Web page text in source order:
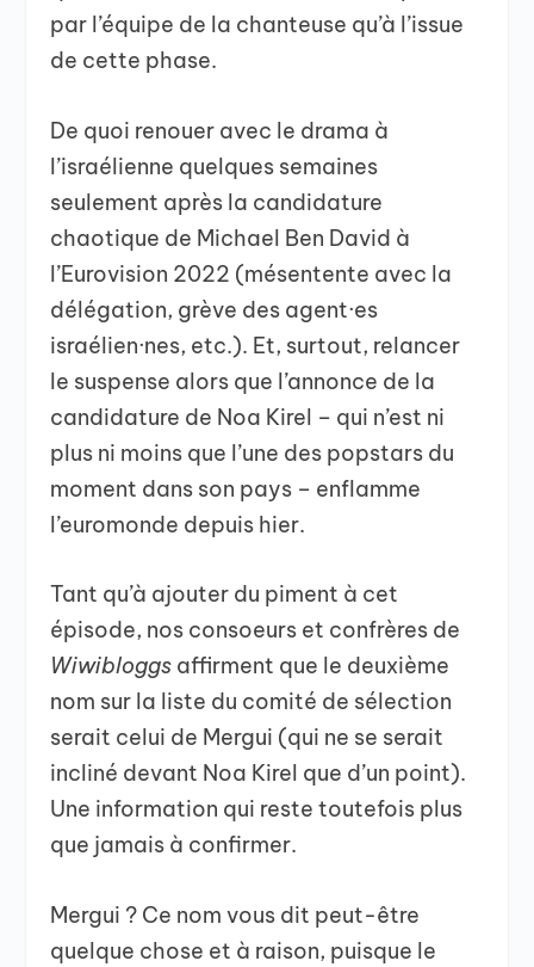
par l’équipe de la chanteuse qu’à l’issue
de cette phase.
De quoi renouer avec le drama à
l’israélienne quelques semaines
seulement après la candidature
chaotique de Michael Ben David à
l’Eurovision 2022 (mésentente avec la
délégation, grève des agent·es
israélien·nes, etc.). Et, surtout, relancer
le suspense alors que l’annonce de la
candidature de Noa Kirel – qui n’est ni
plus ni moins que l’une des popstars du
moment dans son pays – enflamme
l’euromonde depuis hier.
Tant qu’à ajouter du piment à cet
épisode, nos consoeurs et confrères de
Wiwibloggs affirment que le deuxième
nom sur la liste du comité de sélection
serait celui de Mergui (qui ne se serait
incliné devant Noa Kirel que d’un point).
Une information qui reste toutefois plus
que jamais à confirmer.
Mergui ? Ce nom vous dit peut-être
quelque chose et à raison, puisque le